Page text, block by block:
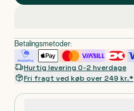
Betalingsmetoder:
Hurtig levering 0-2 hverdage
Fri fragt ved køb over 249 kr.*